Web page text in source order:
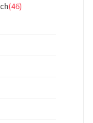
(46)